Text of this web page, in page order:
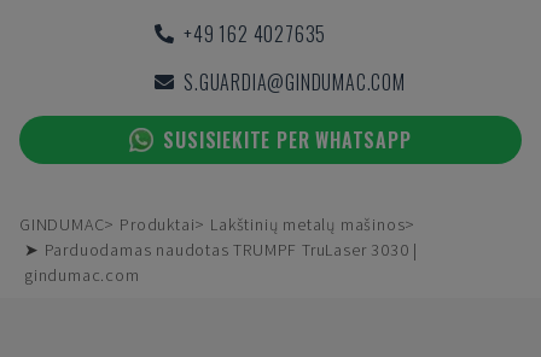
+49 162 4027635
S.GUARDIA@GINDUMAC.COM
SUSISIEKITE PER WHATSAPP
GINDUMAC Produktai
Lakštinių metalų mašinos
➤ Parduodamas naudotas TRUMPF TruLaser 3030 |
gindumac.com